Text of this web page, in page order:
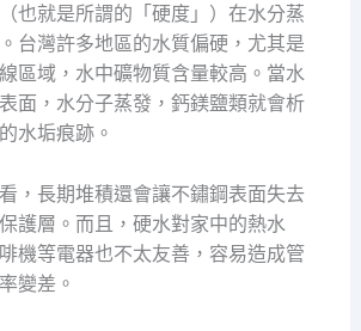
也就是所謂的「硬度」）在水分蒸
台灣許多地區的水質偏硬，尤其是
區域，水中礦物質含量較高。當水
面，水分子蒸發，鈣鎂鹽類就會析
水垢痕跡。
，長期堆積還會讓不鏽鋼表面失去
護層。而且，硬水對家中的熱水
機等電器也不太友善，容易造成管
變差。